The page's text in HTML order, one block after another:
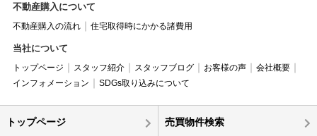
不動産購入について
不動産購入の流れ 住宅取得時にかかる諸費用
当社について
トップページ スタッフ紹介 スタッフブログ お客様の声
会社概要
インフォメーション
SDGs取り込みについて
トップページ 売買物件検索